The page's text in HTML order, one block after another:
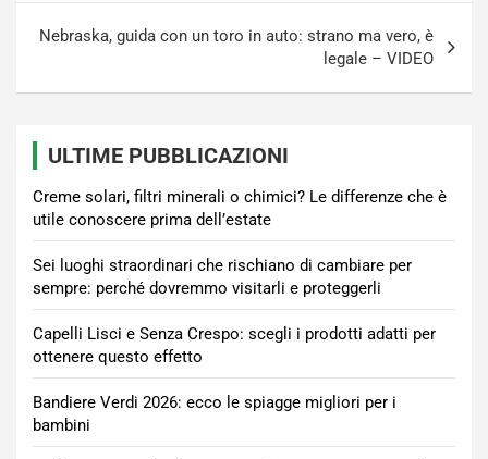
Nebraska, guida con un toro in auto: strano ma vero, è
legale – VIDEO
ULTIME PUBBLICAZIONI
Creme solari, filtri minerali o chimici? Le differenze che è
utile conoscere prima dell’estate
Sei luoghi straordinari che rischiano di cambiare per
sempre: perché dovremmo visitarli e proteggerli
Capelli Lisci e Senza Crespo: scegli i prodotti adatti per
ottenere questo effetto
Bandiere Verdi 2026: ecco le spiagge migliori per i
bambini